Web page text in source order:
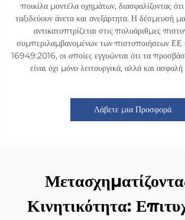
ποικίλα μοντέλα οχημάτων, διασφαλίζοντας
ταξιδεύουν άνετα και ανεξάρτητα. Η δέσμευσή
αντικατοπτρίζεται στις πολυάριθμες
συμπεριλαμβανομένων των πιστοποιήσεων
16949:2016, οι οποίες εγγυώνται ότι τα
είναι όχι μόνο λειτουργικά, αλλά και ασφαλή
Λάβετε μια Προσφορά
Κινητικότητα: